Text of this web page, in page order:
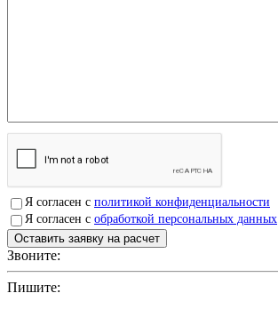
Я согласен с политикой конфиденциальности
Я согласен с обработкой персональных данных
Звоните:
Пишите: